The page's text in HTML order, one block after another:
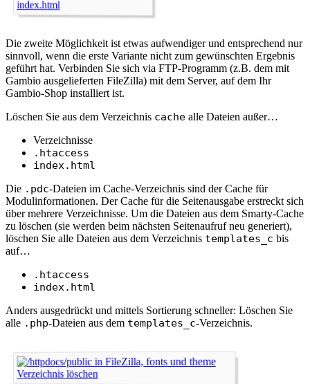
Die zweite Möglichkeit ist etwas aufwendiger und entsprechend nur
sinnvoll, wenn die erste Variante nicht zum gewünschten Ergebnis
geführt hat. Verbinden Sie sich via FTP-Programm (z.B. dem mit
Gambio ausgelieferten FileZilla) mit dem Server, auf dem Ihr
Gambio-Shop installiert ist.
Löschen Sie aus dem Verzeichnis cache alle Dateien außer…
Verzeichnisse
.htaccess
index.html
Die .pdc-Dateien im Cache-Verzeichnis sind der Cache für
Modulinformationen. Der Cache für die Seitenausgabe erstreckt sich
über mehrere Verzeichnisse. Um die Dateien aus dem Smarty-Cache
zu löschen (sie werden beim nächsten Seitenaufruf neu generiert),
löschen Sie alle Dateien aus dem Verzeichnis templates_c bis
auf…
.htaccess
index.html
Anders ausgedrückt und mittels Sortierung schneller: Löschen Sie
alle .php-Dateien aus dem templates_c-Verzeichnis.